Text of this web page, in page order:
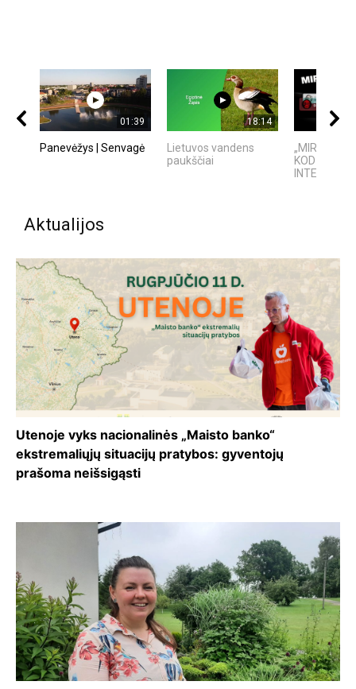
01:39
Panevėžys | Senvagė
18:14
Lietuvos vandens
paukščiai
„MIRĘS
KODĖL
Aktualijos
Utenoje vyks nacionalinės „Maisto banko“
ekstremaliųjų situacijų pratybos: gyventojų
prašoma neišsigąsti